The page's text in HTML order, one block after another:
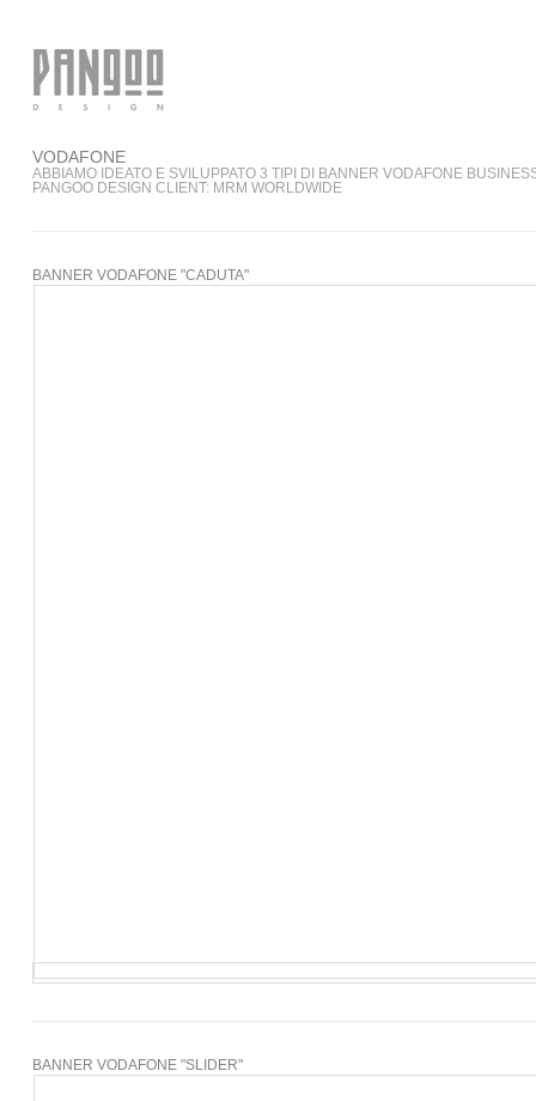
VODAFONE
ABBIAMO IDEATO E SVILUPPATO 3 TIPI DI BANNER VODAFONE
PANGOO DESIGN CLIENT: MRM WORLDWIDE
BANNER VODAFONE "CADUTA"
BANNER VODAFONE "SLIDER"